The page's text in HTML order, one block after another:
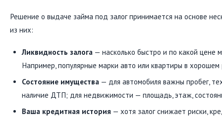
Решение о выдаче займа под залог принимается на основе
из них:
Ликвидность залога — насколько быстро и по какой цене
Например, популярные марки авто или квартиры в
Состояние имущества — для автомобиля важны пробег,
наличие ДТП; для недвижимости — площадь, этаж,
Ваша кредитная история — хотя залог снижает риски,